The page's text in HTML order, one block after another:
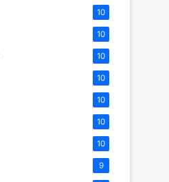
10
10
10
10
10
10
10
9